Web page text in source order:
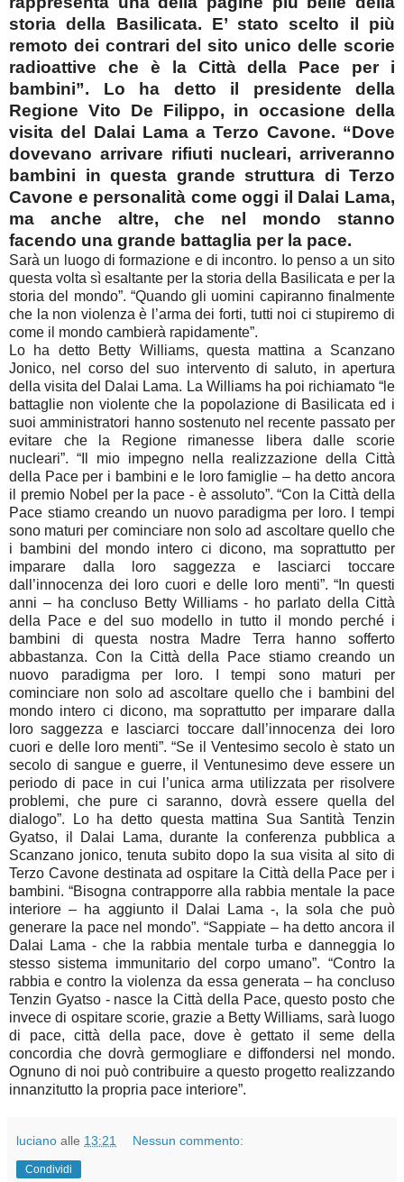
storia della Basilicata. E’ stato scelto il più
remoto dei contrari del sito unico delle scorie
radioattive che è la Città della Pace per i
bambini”. Lo ha detto il presidente della
Regione Vito De Filippo, in occasione della
visita del Dalai Lama a Terzo Cavone. “Dove
dovevano arrivare rifiuti nucleari, arriveranno
bambini in questa grande struttura di Terzo
Cavone e personalità come oggi il Dalai Lama,
ma anche altre, che nel mondo stanno
facendo una grande battaglia per la pace.
Sarà un luogo di formazione e di incontro. Io penso a un sito
questa volta sì esaltante per la storia della Basilicata e per la
storia del mondo”. “Quando gli uomini capiranno finalmente
che la non violenza è l’arma dei forti, tutti noi ci stupiremo di
come il mondo cambierà rapidamente”.
Lo ha detto Betty Williams, questa mattina a Scanzano
Jonico, nel corso del suo intervento di saluto, in apertura
della visita del Dalai Lama. La Williams ha poi richiamato “le
battaglie non violente che la popolazione di Basilicata ed i
suoi amministratori hanno sostenuto nel recente passato per
evitare che la Regione rimanesse libera dalle scorie
nucleari”. “Il mio impegno nella realizzazione della Città
della Pace per i bambini e le loro famiglie – ha detto ancora
il premio Nobel per la pace - è assoluto”. “Con la Città della
Pace stiamo creando un nuovo paradigma per loro. I tempi
sono maturi per cominciare non solo ad ascoltare quello che
i bambini del mondo intero ci dicono, ma soprattutto per
imparare dalla loro saggezza e lasciarci toccare
dall’innocenza dei loro cuori e delle loro menti”. “In questi
anni – ha concluso Betty Williams - ho parlato della Città
della Pace e del suo modello in tutto il mondo perché i
bambini di questa nostra Madre Terra hanno sofferto
abbastanza. Con la Città della Pace stiamo creando un
nuovo paradigma per loro. I tempi sono maturi per
cominciare non solo ad ascoltare quello che i bambini del
mondo intero ci dicono, ma soprattutto per imparare dalla
loro saggezza e lasciarci toccare dall’innocenza dei loro
cuori e delle loro menti”. “Se il Ventesimo secolo è stato un
secolo di sangue e guerre, il Ventunesimo deve essere un
periodo di pace in cui l’unica arma utilizzata per risolvere
problemi, che pure ci saranno, dovrà essere quella del
dialogo”. Lo ha detto questa mattina Sua Santità Tenzin
Gyatso, il Dalai Lama, durante la conferenza pubblica a
Scanzano jonico, tenuta subito dopo la sua visita al sito di
Terzo Cavone destinata ad ospitare la Città della Pace per i
bambini. “Bisogna contrapporre alla rabbia mentale la pace
interiore – ha aggiunto il Dalai Lama -, la sola che può
generare la pace nel mondo”. “Sappiate – ha detto ancora il
Dalai Lama - che la rabbia mentale turba e danneggia lo
stesso sistema immunitario del corpo umano”. “Contro la
rabbia e contro la violenza da essa generata – ha concluso
Tenzin Gyatso - nasce la Città della Pace, questo posto che
invece di ospitare scorie, grazie a Betty Williams, sarà luogo
di pace, città della pace, dove è gettato il seme della
concordia che dovrà germogliare e diffondersi nel mondo.
Ognuno di noi può contribuire a questo progetto realizzando
innanzitutto la propria pace interiore”.
luciano alle 13:21 Nessun commento:
Condividi